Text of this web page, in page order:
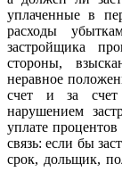
уплаченные в
расходы
застройщика
стороны,
неравное
счет и за
нарушением
уплате процентов
связь: если бы
срок, дольщик,